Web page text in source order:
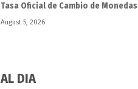
Tasa Oficial de Cambio de Monedas
August 5, 2026
AL DIA